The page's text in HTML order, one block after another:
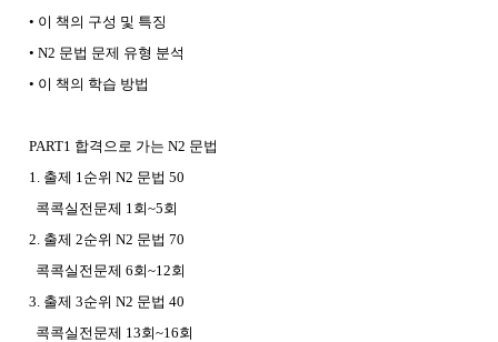
• 이 책의 구성 및 특징
• N2 문법 문제 유형 분석
• 이 책의 학습 방법
PART1 합격으로 가는 N2 문법
1. 출제 1순위 N2 문법 50
콕콕실전문제 1회~5회
2. 출제 2순위 N2 문법 70
콕콕실전문제 6회~12회
3. 출제 3순위 N2 문법 40
콕콕실전문제 13회~16회